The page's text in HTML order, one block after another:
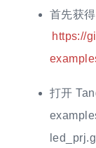
首先获
https://
打开